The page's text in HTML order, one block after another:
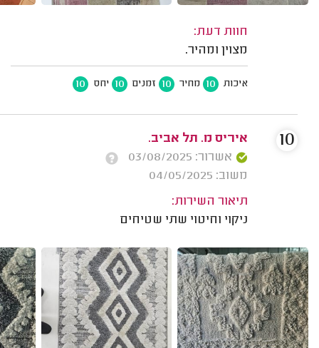
חוות דעת:
מצוין ומהיר.
איכות 10 מחיר 10 זמנים 10 יחס 10
איריס מ. תל אביב.
אשרור: 03/08/2025
משוב: 04/05/2025
תיאור השירות:
ניקוי וחיטוי שתי שטיחים
10